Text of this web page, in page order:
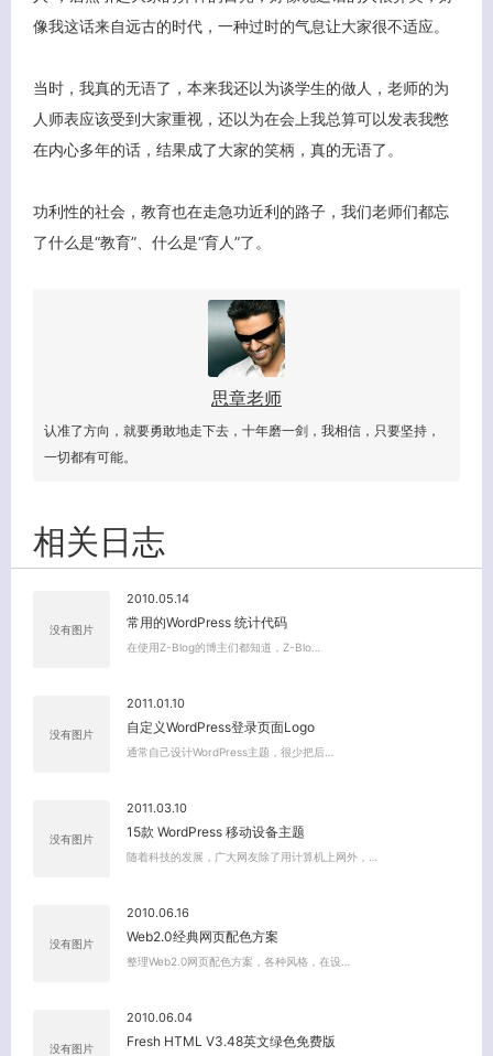
像我这话来自远古的时代，一种过时的气息让大家很不适应。
当时，我真的无语了，本来我还以为谈学生的做人，老师的为
人师表应该受到大家重视，还以为在会上我总算可以发表我憋
在内心多年的话，结果成了大家的笑柄，真的无语了。
功利性的社会，教育也在走急功近利的路子，我们老师们都忘
了什么是“教育”、什么是“育人”了。
思章老师
认准了方向，就要勇敢地走下去，十年磨一剑，我相信，只要坚持，
一切都有可能。
相关日志
没有图片
2010.05.14
常用的WordPress 统计代码
在使用Z-Blog的博主们都知道，Z-Blo…
没有图片
2011.01.10
自定义WordPress登录页面Logo
通常自己设计WordPress主题，很少把后…
没有图片
2011.03.10
15款 WordPress 移动设备主题
随着科技的发展，广大网友除了用计算机上网外，…
没有图片
2010.06.16
Web2.0经典网页配色方案
整理Web2.0网页配色方案，各种风格，在设…
没有图片
2010.06.04
Fresh HTML V3.48英文绿色免费版